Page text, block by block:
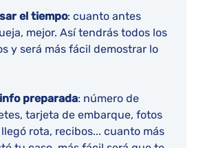
el tiempo: cuanto antes
mejor. Así tendrás todos los
y será más fácil demostrar lo
preparada: número de
tarjeta de embarque, fotos
rota, recibos... cuanto más